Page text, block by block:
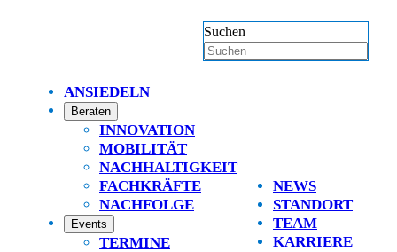
Suchen
ANSIEDELN
Beraten
INNOVATION
MOBILITÄT
NACHHALTIGKEIT
FACHKRÄFTE
NACHFOLGE
Events
TERMINE
NEWS
STANDORT
TEAM
KARRIERE